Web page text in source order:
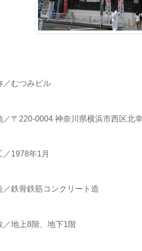
むつみビル
／〒220-0004 神奈川県横浜市西区北
1978年1月
鉄骨鉄筋コンクリート造
地上8階、地下1階